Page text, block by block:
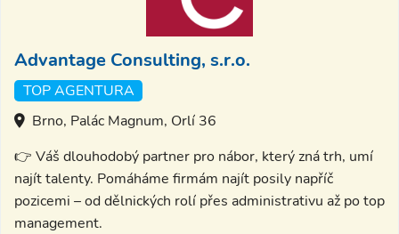
Advantage Consulting, s.r.o.
TOP AGENTURA
Brno, Palác Magnum, Orlí 36
👉 Váš dlouhodobý partner pro nábor, který zná trh, umí
najít talenty. Pomáháme firmám najít posily napříč
pozicemi – od dělnických rolí přes administrativu až po top
management.